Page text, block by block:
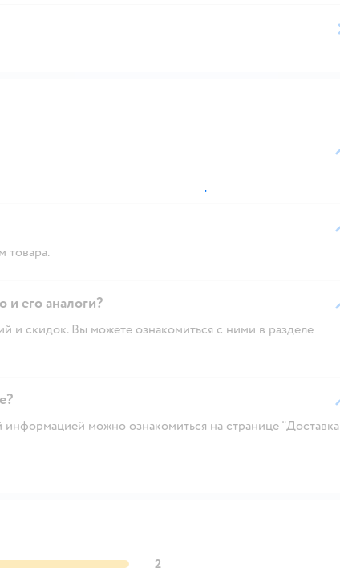
товара.
и его аналоги?
и скидок. Вы можете ознакомиться с ними в разделе
можно ознакомиться на странице "Доставка
2